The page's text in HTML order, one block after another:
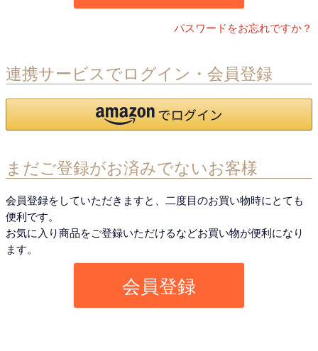
パスワードをお忘れですか？
連携サービスでログイン・会員登録
まだご登録がお済みでないお客様
会員登録をしていただきますと、二度目のお買い物時にとても
便利です。
お気に入り商品をご登録いただけるなどお買い物が便利になり
ます。
会員登録